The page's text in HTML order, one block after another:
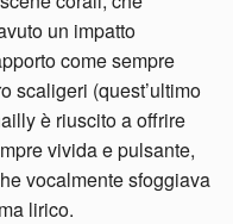
un impatto
come sempre
scaligeri (quest’ultimo
è riuscito a offrire
vivida e pulsante,
vocalmente sfoggiava
lirico.